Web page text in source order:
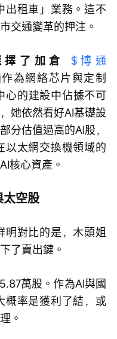
出租車」業務。這不
交通變革的押注。
擇了加倉 $博通
為網絡芯片與定制
心的建設中佔據不可
她依然看好AI基礎設
分估值過高的AI股，
以太網交換機領域的
核心資產。
太空股
明對比的是，木頭姐
了賣出鍵。
萬股。作為AI與國
概率是獲利了結，或
。